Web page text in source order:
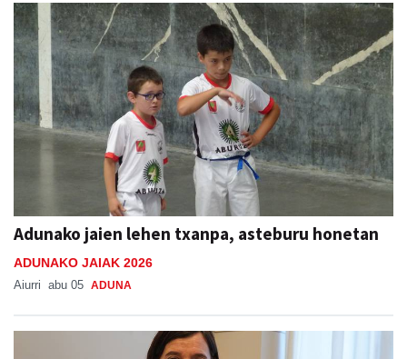
Adunako jaien lehen txanpa, asteburu honetan
ADUNAKO JAIAK 2026
Aiurri abu 05 ADUNA